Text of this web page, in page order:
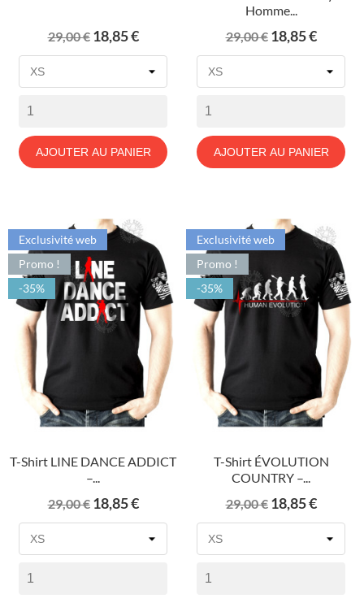
Prix
de
29,00 € Prix
18,85 €
AJOUTER AU PANIER
Homme...
Prix
de
29,00 € Prix
18,85 €
AJOUTER AU PANIER
T-Shirt LINE DANCE ADDICT
–...
Prix
de
29,00 € Prix
18,85 €
Exclusivité web
Promo !
-35%
T-Shirt ÉVOLUTION
COUNTRY –...
Prix
de
29,00 € Prix
18,85 €
Exclusivité web
Promo !
-35%